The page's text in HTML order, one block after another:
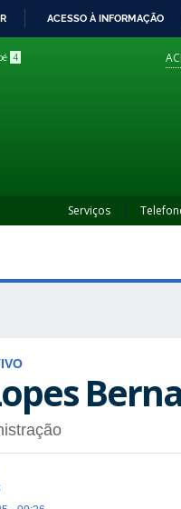
ACESSO À INFORMAÇÃO
4
Serviços